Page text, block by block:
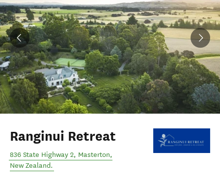
Ranginui Retreat
836 State Highway 2, Masterton,
New Zealand.